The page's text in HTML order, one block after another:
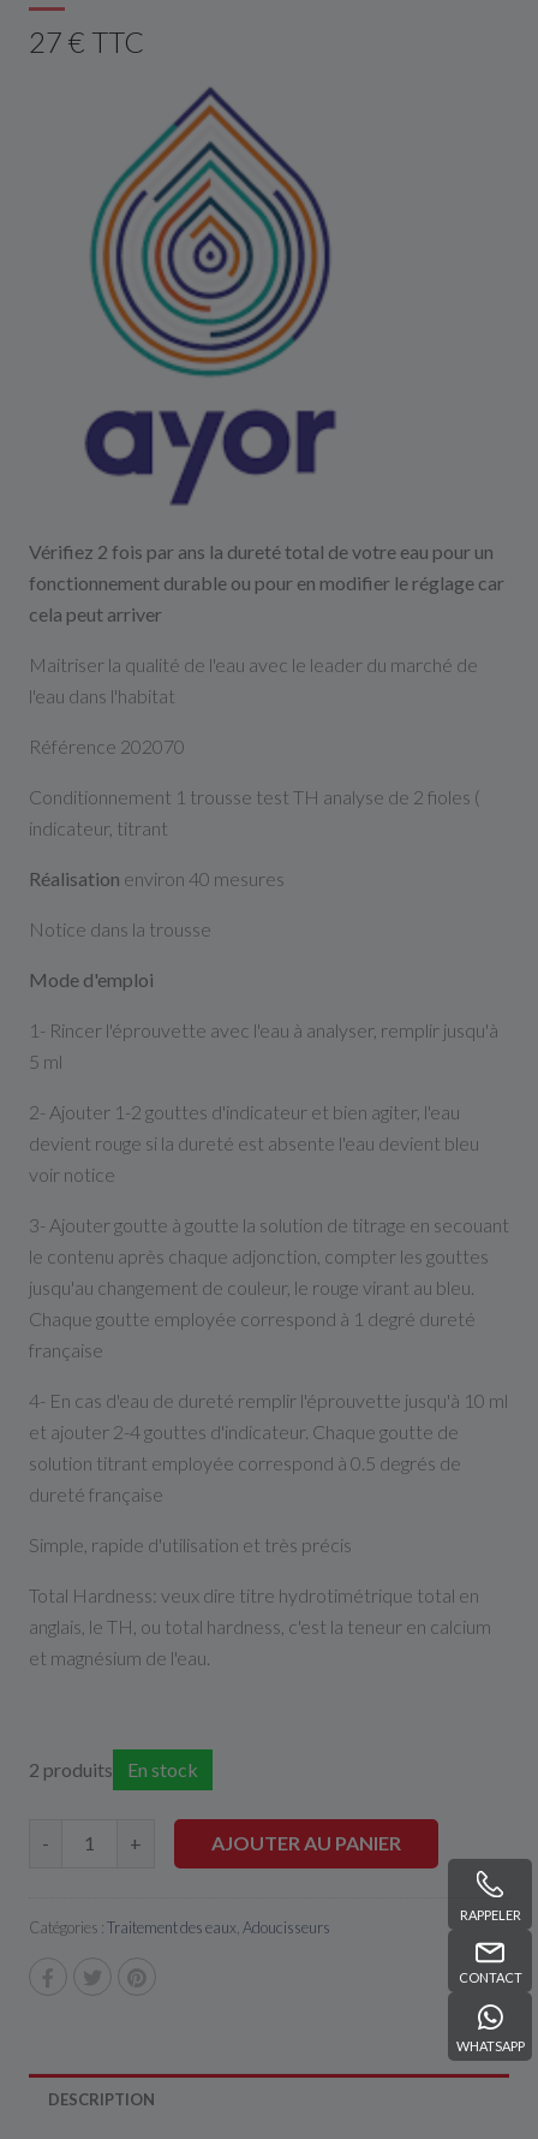
RAPPELER
CONTACT
WHATSAPP
27 € TTC
Vérifiez 2 fois par ans la dureté total de votre eau pour un
fonctionnement durable ou pour en modifier le réglage car
cela peut arriver
Maitriser la qualité de l'eau avec le leader du marché de
l'eau dans l'habitat
Référence 202070
Conditionnement 1 trousse test TH analyse de 2 fioles (
indicateur, titrant
Réalisation environ 40 mesures
Notice dans la trousse
Mode d'emploi
1- Rincer l'éprouvette avec l'eau à analyser, remplir jusqu'à
5 ml
2- Ajouter 1-2 gouttes d'indicateur et bien agiter, l'eau
devient rouge si la dureté est absente l'eau devient bleu
voir notice
3- Ajouter goutte à goutte la solution de titrage en secouant
le contenu après chaque adjonction, compter les gouttes
jusqu'au changement de couleur, le rouge virant au bleu.
Chaque goutte employée correspond à 1 degré dureté
française
4- En cas d'eau de dureté remplir l'éprouvette jusqu'à 10 ml
et ajouter 2-4 gouttes d'indicateur. Chaque goutte de
solution titrant employée correspond à 0.5 degrés de
dureté française
Simple, rapide d'utilisation et très précis
Total Hardness: veux dire titre hydrotimétrique total en
anglais, le TH, ou total hardness, c'est la teneur en calcium
et magnésium de l'eau.
2 produits En stock
- + AJOUTER AU PANIER
Catégories :Traitement des eaux Adoucisseurs
DESCRIPTION